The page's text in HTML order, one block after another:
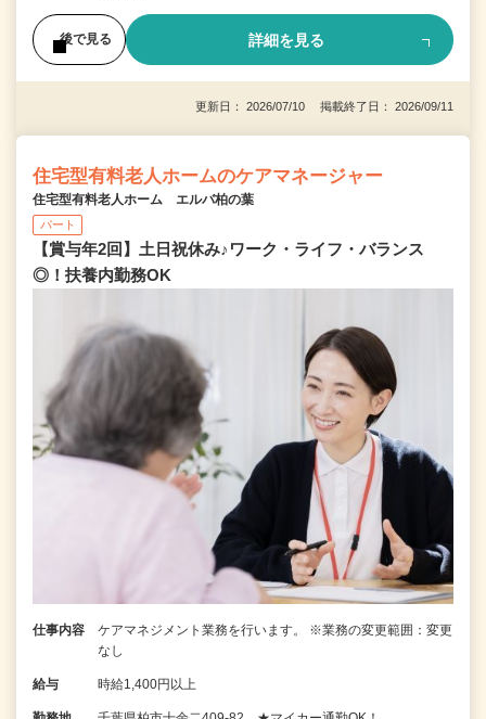
後で見る 詳細を見る
更新日： 2026/07/10 掲載終了日： 2026/09/11
住宅型有料老人ホームのケアマネージャー
住宅型有料老人ホーム エルバ柏の葉
パート
【賞与年2回】土日祝休み♪ワーク・ライフ・バランス
◎！扶養内勤務OK
仕事内容
ケアマネジメント業務を行います。 ※業務の変更範囲：変更
なし
給与 時給1,400円以上